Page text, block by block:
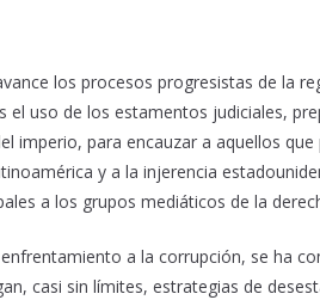
los procesos progresistas de la
el uso de los estamentos judiciales,
imperio, para encauzar a aquellos
y a la injerencia
a los grupos mediáticos de la
a la corrupción, se ha
casi sin límites, estrategias de